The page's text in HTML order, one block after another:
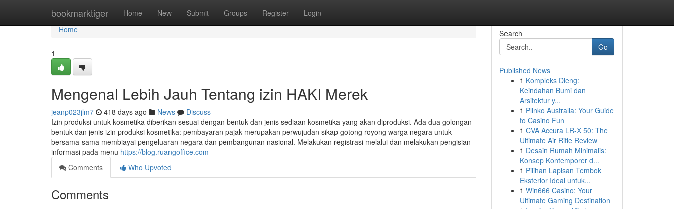
bookmarktiger Home New Submit Groups Register Login
Home
Home
1
Mengenal Lebih Jauh Tentang izin HAKI Merek
jeanp023jlm7 418 days ago News
Discuss
Izin produksi untuk kosmetika diberikan sesuai dengan bentuk dan jenis sediaan kosmetika yang akan diproduksi. Ada dua golongan
bentuk dan jenis izin produksi kosmetika: pembayaran pajak merupakan perwujudan sikap gotong royong warga negara untuk
bersama-sama membiayai pengeluaran negara dan pembangunan nasional. Melakukan registrasi melalui dan melakukan pengisian
informasi pada menu https://blog.ruangoffice.com
Comments
Who Upvoted
Comments
Search
Go
Published News
1 Kompleks Dieng:
Keindahan Bumi dan
Arsitektur y...
1 Plinko Australia: Your Guide
to Casino Fun
1 CVA Accura LR-X 50: The
Ultimate Air Rifle Review
1 Desain Rumah Minimalis:
Konsep Kontemporer d...
1 Pilihan Lapisan Tembok
Eksterior Ideal untuk...
1 Win666 Casino: Your
Ultimate Gaming Destination